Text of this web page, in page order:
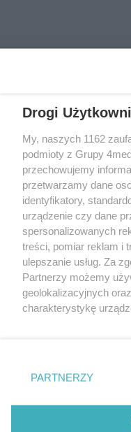
Kontakt
Zapisz
Dołącz do grona
Drogi
My, naszych 1162
podmioty z Grupy
przechowujemy
przetwarzamy dane
identyfikatory,
urządzenie czy dane
spersonalizowanych
treści, pomiar reklam i
ulepszanie usług. Za
Partnerzy możemy
geolokalizacyjnych
charakterystykę
zmienić/wycofać
znajdujący się w
użytkownika, ale
PARTNERZY